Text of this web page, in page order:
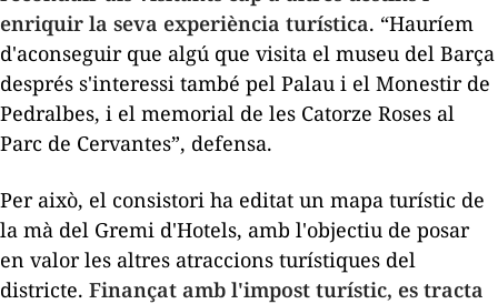
enriquir la seva experiència turística. “Hauríem
d'aconseguir que algú que visita el museu del Barça
després s'interessi també pel Palau i el Monestir de
Pedralbes, i el memorial de les Catorze Roses al
Parc de Cervantes”, defensa.
Per això, el consistori ha editat un mapa turístic de
la mà del Gremi d'Hotels, amb l'objectiu de posar
en valor les altres atraccions turístiques del
districte. Finançat amb l'impost turístic, es tracta